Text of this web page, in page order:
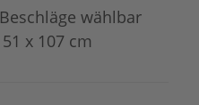
wählbar
x 107 cm